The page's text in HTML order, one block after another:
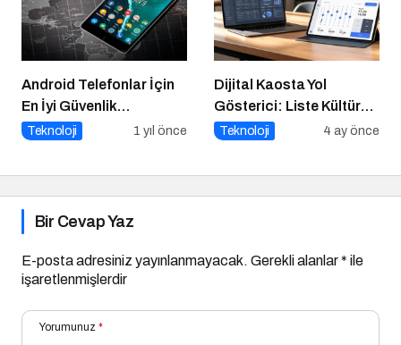
Android Telefonlar İçin
En İyi Güvenlik
Uygulamaları
Teknoloji 1 yıl önce
Dijital Kaosta Yol
Gösterici: Liste Kültürü
ve İnteraktif Çözümlerin
Teknoloji 4 ay önce
Bir Cevap Yaz
E-posta adresiniz yayınlanmayacak. Gerekli alanlar* ile
işaretlenmişlerdir
Yorumunuz *